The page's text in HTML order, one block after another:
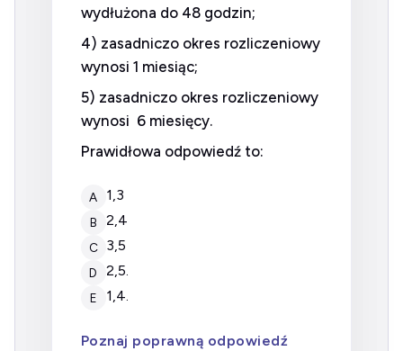
wydłużona do 48 godzin;
4) zasadniczo okres rozliczeniowy
wynosi 1 miesiąc;
5) zasadniczo okres rozliczeniowy
wynosi 6 miesięcy.
Prawidłowa odpowiedź to:
A 1,3
B 2,4
C 3,5
D 2,5.
E 1,4.
Poznaj poprawną odpowiedź